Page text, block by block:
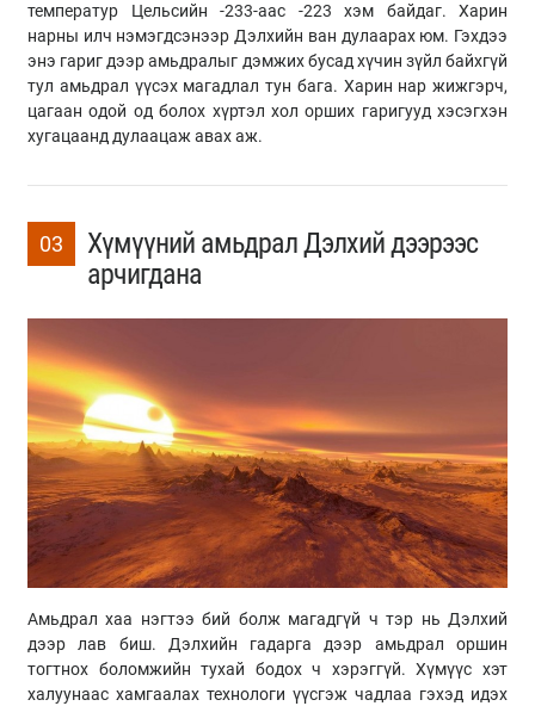
температур Цельсийн -233-аас -223 хэм байдаг. Харин
нарны илч нэмэгдсэнээр Дэлхийн ван дулаарах юм. Гэхдээ
энэ гариг дээр амьдралыг дэмжих бусад хүчин зүйл байхгүй
тул амьдрал үүсэх магадлал тун бага. Харин нар жижгэрч,
цагаан одой од болох хүртэл хол орших гаригууд хэсэгхэн
хугацаанд дулаацаж авах аж.
03
Хүмүүний амьдрал Дэлхий дээрээс
арчигдана
Амьдрал хаа нэгтээ бий болж магадгүй ч тэр нь Дэлхий
дээр лав биш. Дэлхийн гадарга дээр амьдрал оршин
тогтнох боломжийн тухай бодох ч хэрэггүй. Хүмүүс хэт
халуунаас хамгаалах технологи үүсгэж чадлаа гэхэд идэх